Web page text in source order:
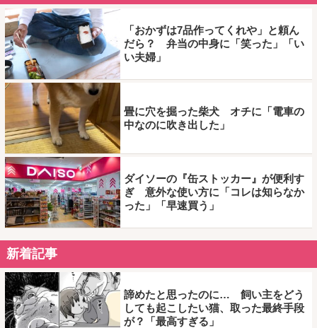
「おかずは7品作ってくれや」と頼ん
だら？ 弁当の中身に「笑った」「い
い夫婦」
畳に穴を掘った柴犬 オチに「電車の
中なのに吹き出した」
ダイソーの『缶ストッカー』が便利す
ぎ 意外な使い方に「コレは知らなか
った」「早速買う」
新着記事
諦めたと思ったのに… 飼い主をどう
しても起こしたい猫、取った最終手段
が？「最高すぎる」